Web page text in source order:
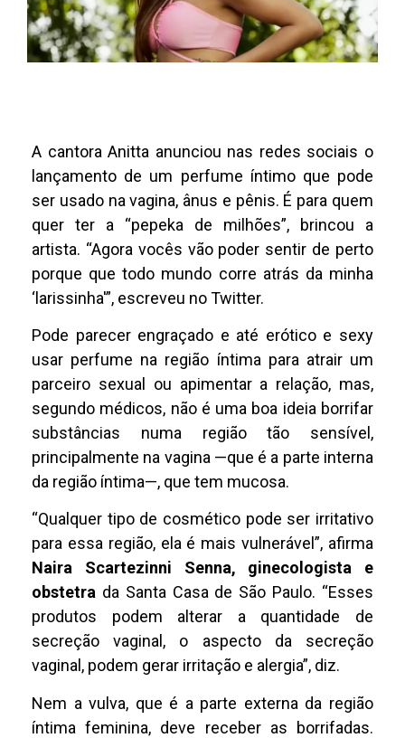
A cantora Anitta anunciou nas redes sociais o
lançamento de um perfume íntimo que pode
ser usado na vagina, ânus e pênis. É para quem
quer ter a “pepeka de milhões”, brincou a
artista. “Agora vocês vão poder sentir de perto
porque que todo mundo corre atrás da minha
‘larissinha'”, escreveu no Twitter.
Pode parecer engraçado e até erótico e sexy
usar perfume na região íntima para atrair um
parceiro sexual ou apimentar a relação, mas,
segundo médicos, não é uma boa ideia borrifar
substâncias numa região tão sensível,
principalmente na vagina —que é a parte interna
da região íntima—, que tem mucosa.
“Qualquer tipo de cosmético pode ser irritativo
para essa região, ela é mais vulnerável”, afirma
Naira Scartezinni Senna, ginecologista e
obstetra da Santa Casa de São Paulo. “Esses
produtos podem alterar a quantidade de
secreção vaginal, o aspecto da secreção
vaginal, podem gerar irritação e alergia”, diz.
Nem a vulva, que é a parte externa da região
íntima feminina, deve receber as borrifadas.